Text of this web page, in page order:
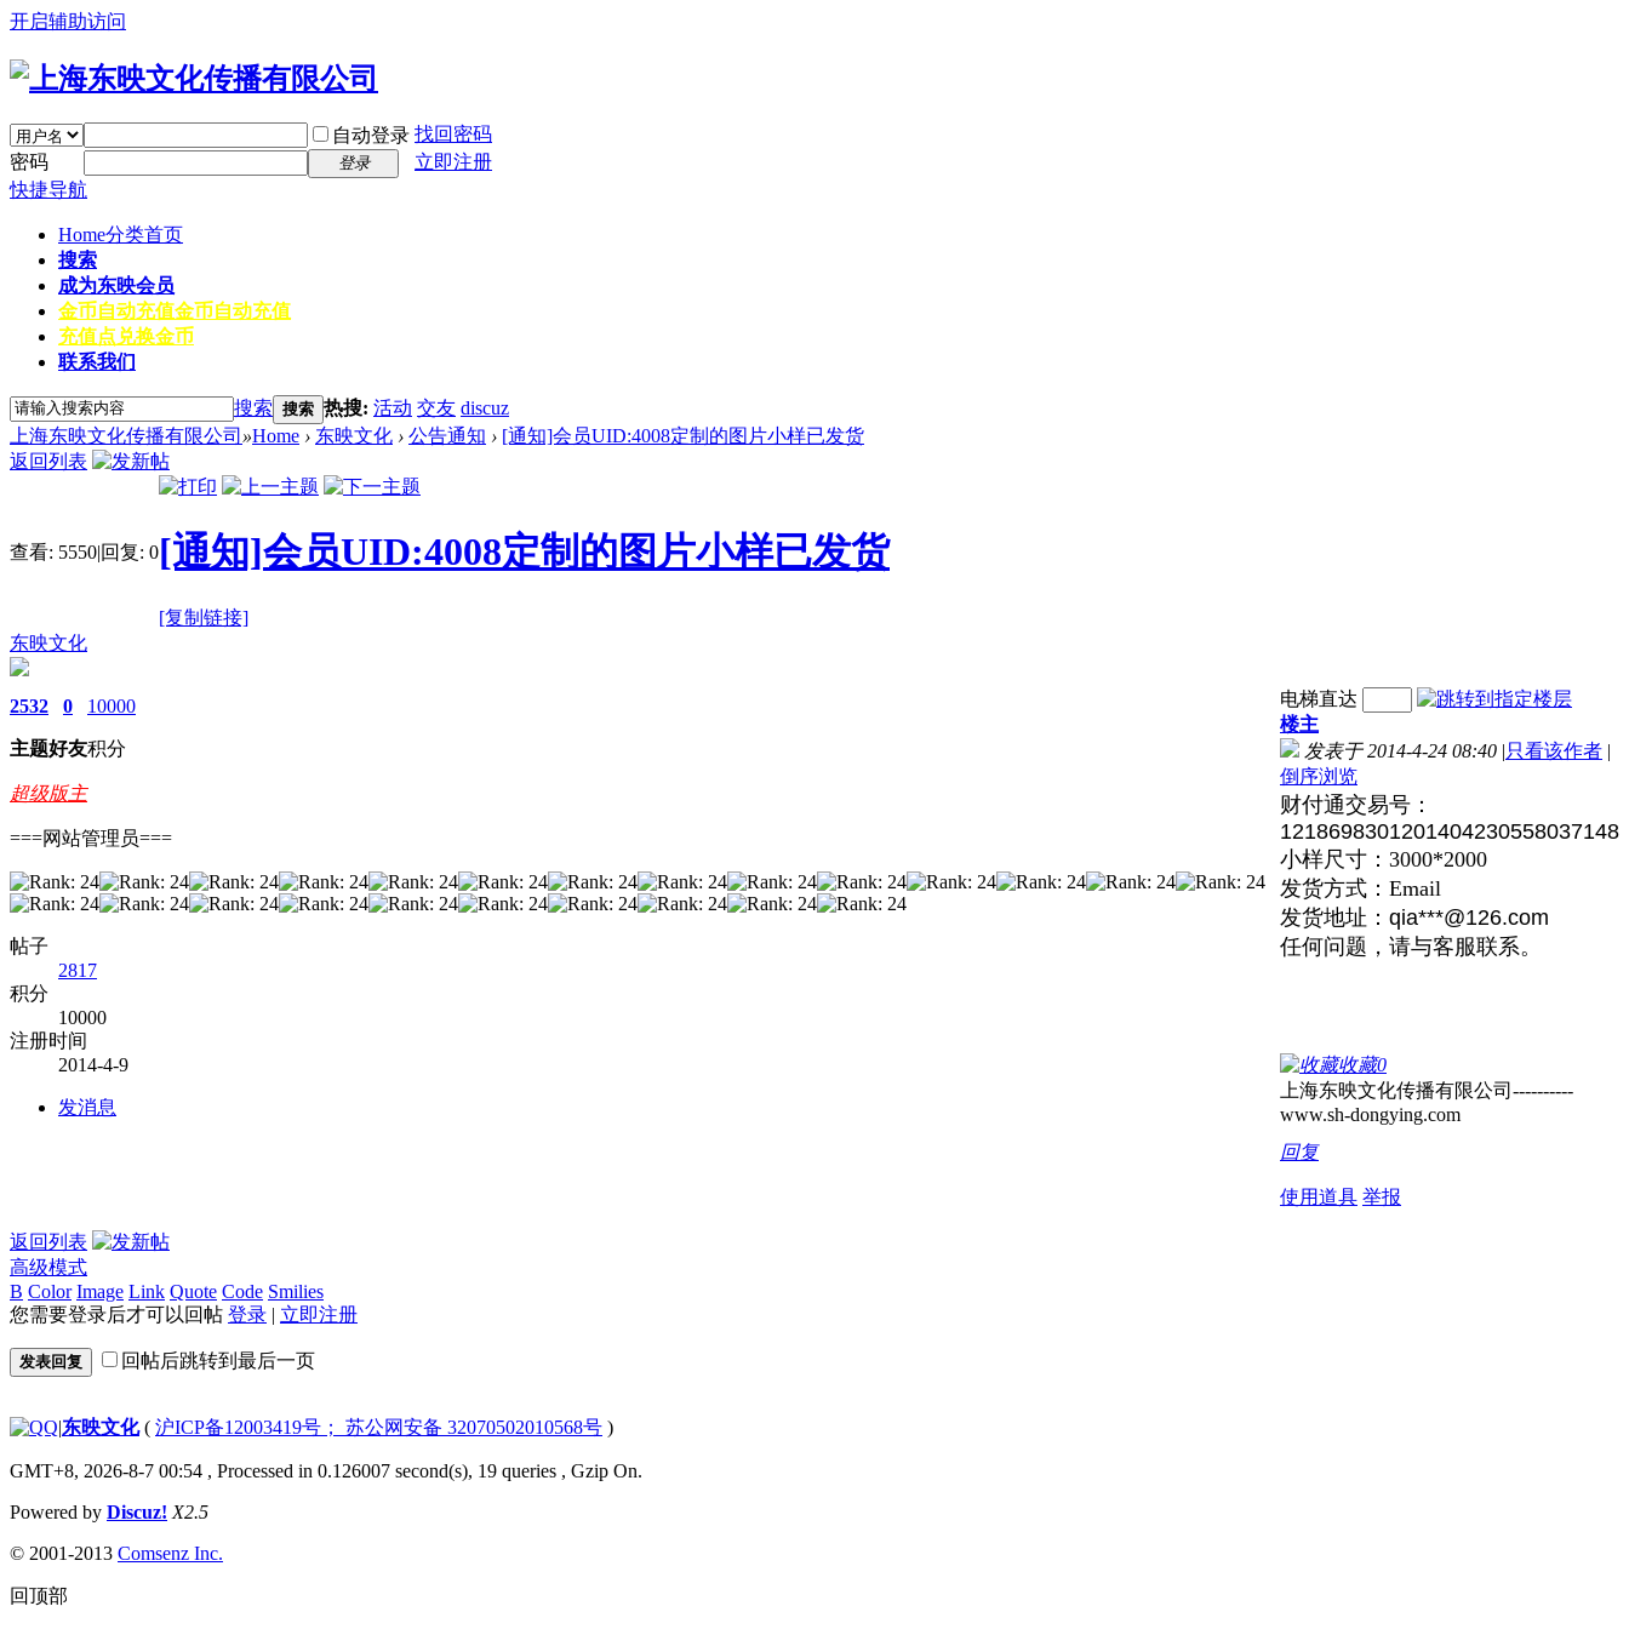
开启辅助访问
自动登录 找回密码
密码
登录
立即注册
快捷导航
Home分类首页
搜索
成为东映会员
金币自动充值金币自动充值
充值点兑换金币
联系我们
搜索 搜索 热搜: 活动 交友 discuz
上海东映文化传播有限公司 »Home › 东映文化 › 公告通知 › [通知]会员UID:4008定制的图片小样已发货
返回列表
查看: 5550|回复: 0[通知]会员UID:4008定制的图片小样已发货
[复制链接]
东映文化
2532
主题
0
好友
10000
积分
超级版主
===网站管理员===
帖子
2817
积分
10000
注册时间
2014-4-9
发消息
电梯直达
楼主
发表于 2014-4-24 08:40 |只看该作者 |
倒序浏览
财付通交易号：
1218698301201404230558037148
小样尺寸：3000*2000
发货方式：Email
发货地址： qia***@126.com
任何问题，请与客服联系。
收藏0
上海东映文化传播有限公司----------
www.sh-dongying.com
回复
使用道具 举报
返回列表
高级模式
B Color Image Link Quote Code Smilies
您需要登录后才可以回帖 登录 | 立即注册
发表回复 回帖后跳转到最后一页
|东映文化( 沪ICP备12003419号； 苏公网安备 32070502010568号 )
GMT+8, 2026-8-7 00:54 , Processed in 0.126007 second(s), 19 queries , Gzip On.
Powered by Discuz! X2.5
© 2001-2013 Comsenz Inc.
回顶部